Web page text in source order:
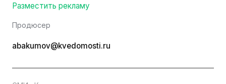
Разместить рекламу
Продюсер
abakumov@kvedomosti.ru